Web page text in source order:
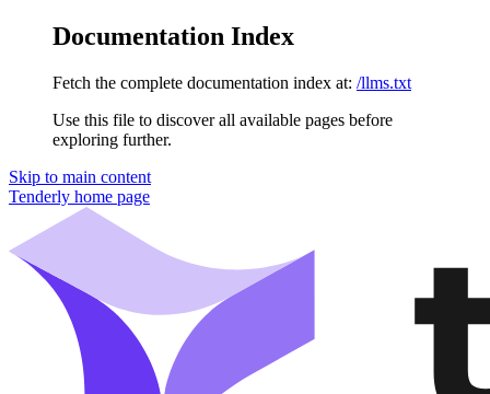
Documentation Index
Fetch the complete documentation index at: /llms.txt
Use this file to discover all available pages before
exploring further.
Skip to main content
Tenderly home page